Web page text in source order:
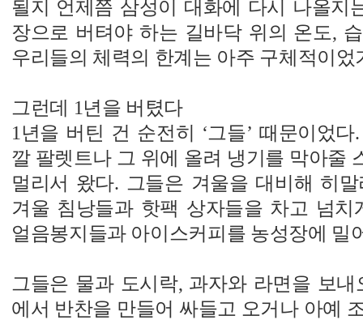
될지 언제쯤 삼성이 대화에 다시 나올지
장으로 버텨야 하는 길바닥 위의 온도,
우리들의 체력의 한계는 아주 구체적이었
그런데 1년을 버텼다
1년을 버틴 건 순전히 ‘그들’ 때문이었
깔 팔렛트나 그 위에 올려 냉기를 막아줄
멀리서 왔다. 그들은 겨울을 대비해 히
겨울 침낭들과 핫팩 상자들을 차고 넘치
얼음봉지들과 아이스커피를 농성장에 밀
그들은 물과 도시락, 과자와 라면을 보
에서 반찬을 만들어 싸들고 오거나 아예